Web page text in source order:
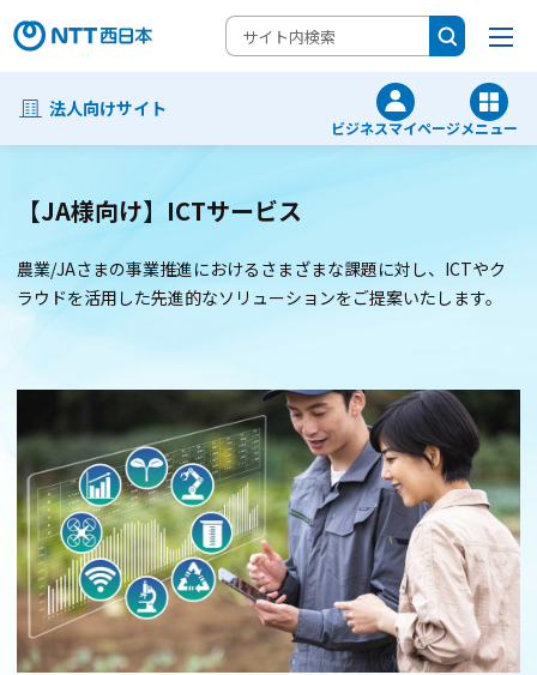
法人向けサイト
ビジネスマイページメニュー
【JA様向け】ICTサービス
農業/JAさまの事業推進におけるさまざまな課題に対し、ICTやク
ラウドを活用した先進的なソリューションをご提案いたします。